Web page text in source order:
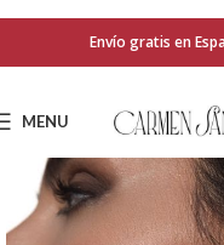
Envío gratis en
MENU